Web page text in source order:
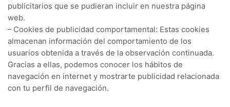
publicitarios que se pudieran incluir en nuestra página
web.
– Cookies de publicidad comportamental: Estas cookies
almacenan información del comportamiento de los
usuarios obtenida a través de la observación continuada.
Gracias a ellas, podemos conocer los hábitos de
navegación en internet y mostrarte publicidad relacionada
con tu perfil de navegación.